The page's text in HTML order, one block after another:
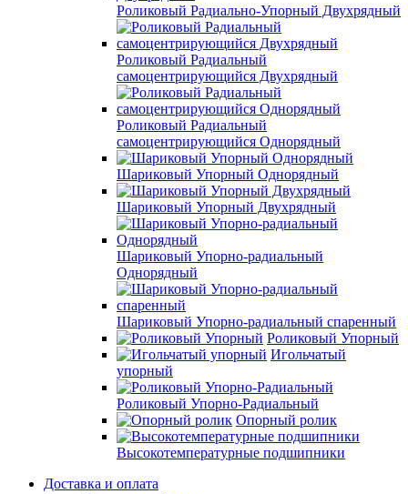
Роликовый Радиально-Упорный Двухрядный
Роликовый Радиальный
самоцентрирующийся Двухрядный
Роликовый Радиальный
самоцентрирующийся Однорядный
Шариковый Упорный Однорядный
Шариковый Упорный Двухрядный
Шариковый Упорно-радиальный
Однорядный
Шариковый Упорно-радиальный спаренный
Роликовый Упорный
Игольчатый
упорный
Роликовый Упорно-Радиальный
Опорный ролик
Высокотемпературные подшипники
Доставка и оплата